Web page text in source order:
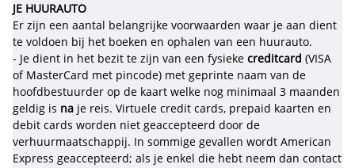
JE HUURAUTO
Er zijn een aantal belangrijke voorwaarden waar je aan dient
te voldoen bij het boeken en ophalen van een huurauto.
- Je dient in het bezit te zijn van een fysieke creditcard (VISA
of MasterCard met pincode) met geprinte naam van de
hoofdbestuurder op de kaart welke nog minimaal 3 maanden
geldig is na je reis. Virtuele credit cards, prepaid kaarten en
debit cards worden niet geaccepteerd door de
verhuurmaatschappij. In sommige gevallen wordt American
Express geaccepteerd; als je enkel die hebt neem dan contact